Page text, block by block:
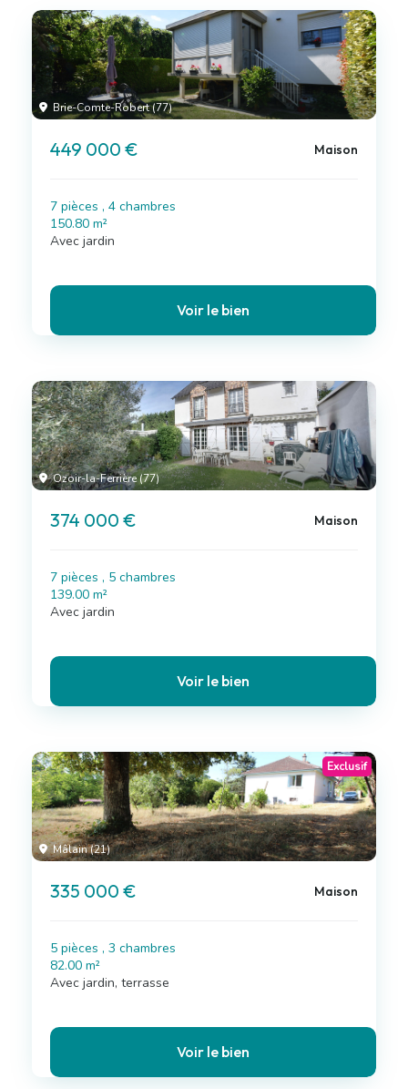
Brie-Comte-Robert (77)
449 000 € Maison
7 pièces , 4 chambres
150.80 m²
Avec jardin
Voir le bien
Ozoir-la-Ferrière (77)
374 000 € Maison
7 pièces , 5 chambres
139.00 m²
Avec jardin
Voir le bien
Mâlain (21)
Exclusif
335 000 € Maison
5 pièces , 3 chambres
82.00 m²
Avec jardin, terrasse
Voir le bien